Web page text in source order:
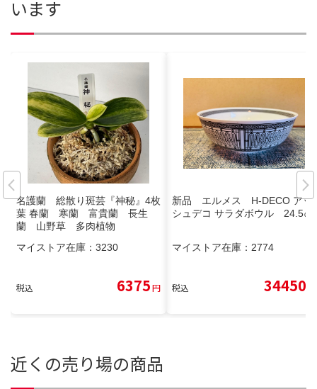
います
名護蘭 総散り斑芸『神秘』4枚
葉 春蘭 寒蘭 富貴蘭 長生
蘭 山野草 多肉植物
マイストア在庫： 3230
税込 6375円
新品 エルメス H-DECO アッ
シュデコ サラダボウル 24.5㎝
マイストア在庫： 2774
税込 34450
近くの売り場の商品